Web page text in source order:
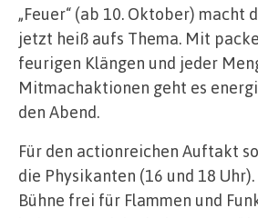
„Feuer“ (ab 10. Oktober) macht
jetzt heiß aufs Thema. Mit
feurigen Klängen und jeder
Mitmachaktionen geht es
den Abend.
Für den actionreichen Auftakt
die Physikanten (16 und 18
Bühne frei für Flammen und